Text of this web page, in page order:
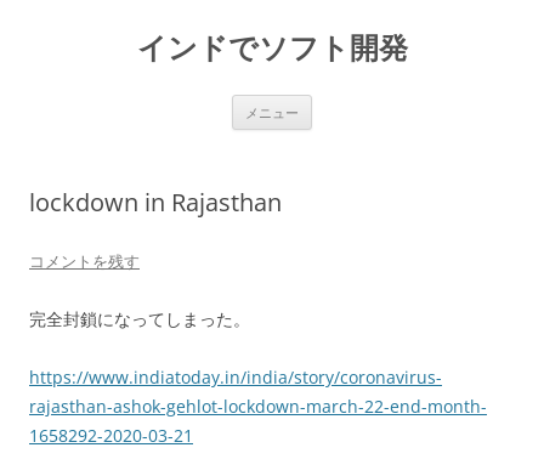
インドでソフト開発
メニュー
lockdown in Rajasthan
コメントを残す
完全封鎖になってしまった。
https://www.indiatoday.in/india/story/coronavirus-
rajasthan-ashok-gehlot-lockdown-march-22-end-month-
1658292-2020-03-21